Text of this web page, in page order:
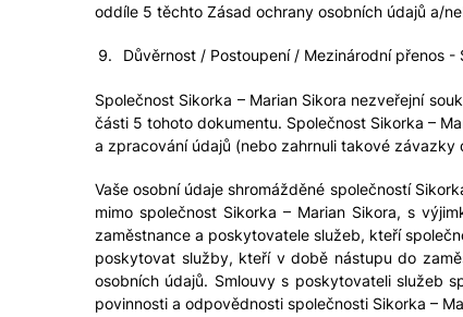
oddíle 5 těchto Zásad ochrany osobních údajů a/
Důvěrnost / Postoupení / Mezinárodní přenos -
Společnost Sikorka – Marian Sikora nezveřejní
části 5 tohoto dokumentu. Společnost Sikorka –
a zpracování údajů (nebo zahrnuli takové
Vaše osobní údaje shromážděné společností
mimo společnost Sikorka – Marian Sikora, s
zaměstnance a poskytovatele služeb, kteří
poskytovat služby, kteří v době nástupu do
osobních údajů. Smlouvy s poskytovateli služeb
povinnosti a odpovědnosti společnosti Sikorka –